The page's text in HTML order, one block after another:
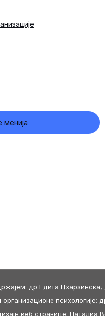
др Едита Цхарзинска,
психологије:
веб странице: Наталиа